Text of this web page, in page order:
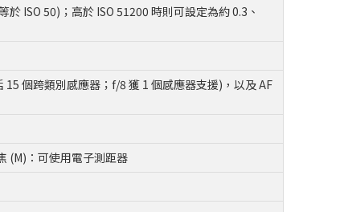
ISO 50)；高於 ISO 51200 時則可設定為約 0.3、
個跨類別感應器；f/8 獲 1 個感應器支援)，以及 AF
(M)：可使用電子測距器